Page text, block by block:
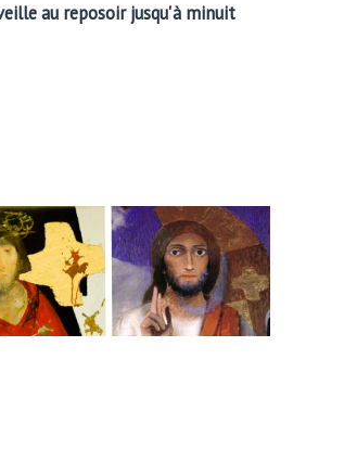
au reposoir jusqu'à minuit